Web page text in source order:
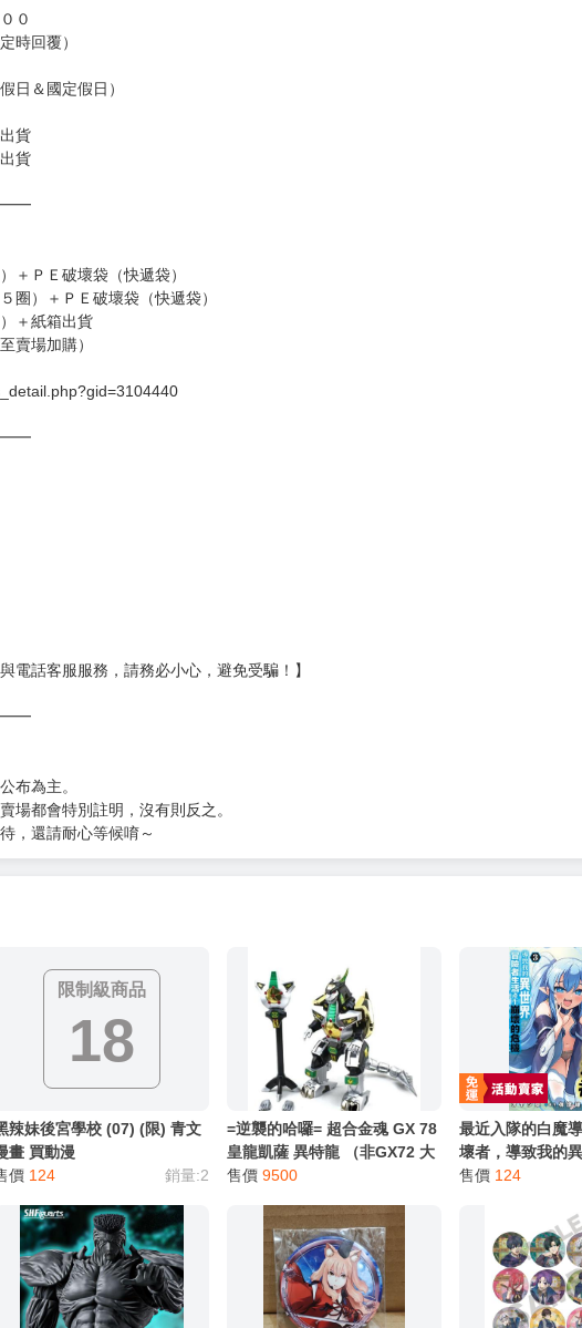
無法取消，請慎重下單。
請以實際商品為準，可能有色差。
訂單，敬請諒解。
０
時回覆）
日＆國定假日）
貨
貨
＋ＰＥ破壞袋（快遞袋）
圈）＋ＰＥ破壞袋（快遞袋）
＋紙箱出貨
賣場加購）
電話客服服務，請務必小心，避免受騙！】
布為主。
都會特別註明，沒有則反之。
，還請耐心等候唷～
限制級商品
18